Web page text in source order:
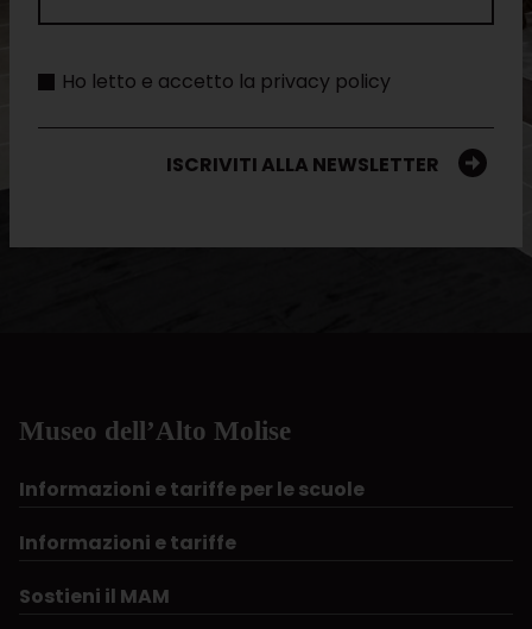
Ho letto e accetto la privacy policy
ISCRIVITI ALLA NEWSLETTER
Museo dell’Alto Molise
Informazioni e tariffe per le scuole
Informazioni e tariffe
Sostieni il MAM